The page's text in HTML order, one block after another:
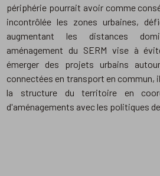
périphérie pourrait avoir comme
incontrôlée les zones urbaines,
augmentant les distances
aménagement du SERM vise à
émerger des projets urbains
connectées en transport en commun,
la structure du territoire en
d'aménagements avec les politiques